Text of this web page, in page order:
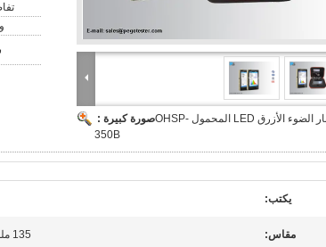
صورة كبيرة :جهاز اختبار الضوء الأزرق LED المحمول OHSP-
350B
يكتب:
مقاس: 135 ملم * 80 ملم * 31 ملم